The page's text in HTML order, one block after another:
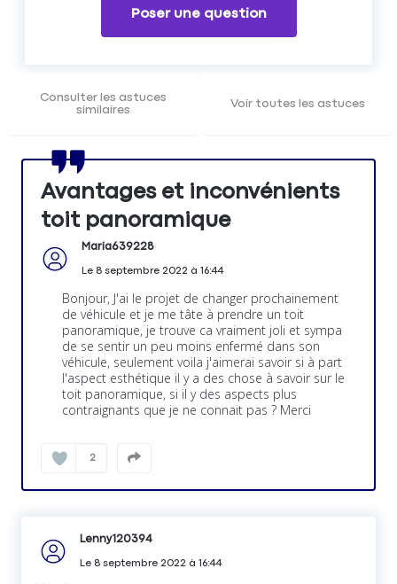
Poser une question
Consulter les astuces
similaires
Voir toutes les astuces
Avantages et inconvénients
toit panoramique
Maria639228
Le 8 septembre 2022à 16:44
Bonjour, J'ai le projet de changer prochainement
de véhicule et je me tâte à prendre un toit
panoramique, je trouve ca vraiment joli et sympa
de se sentir un peu moins enfermé dans son
véhicule, seulement voila j'aimerai savoir si à part
l'aspect esthétique il y a des chose à savoir sur le
toit panoramique, si il y des aspects plus
contraignants que je ne connait pas ? Merci
2
Lenny120394
Le 8 septembre 2022à 16:44